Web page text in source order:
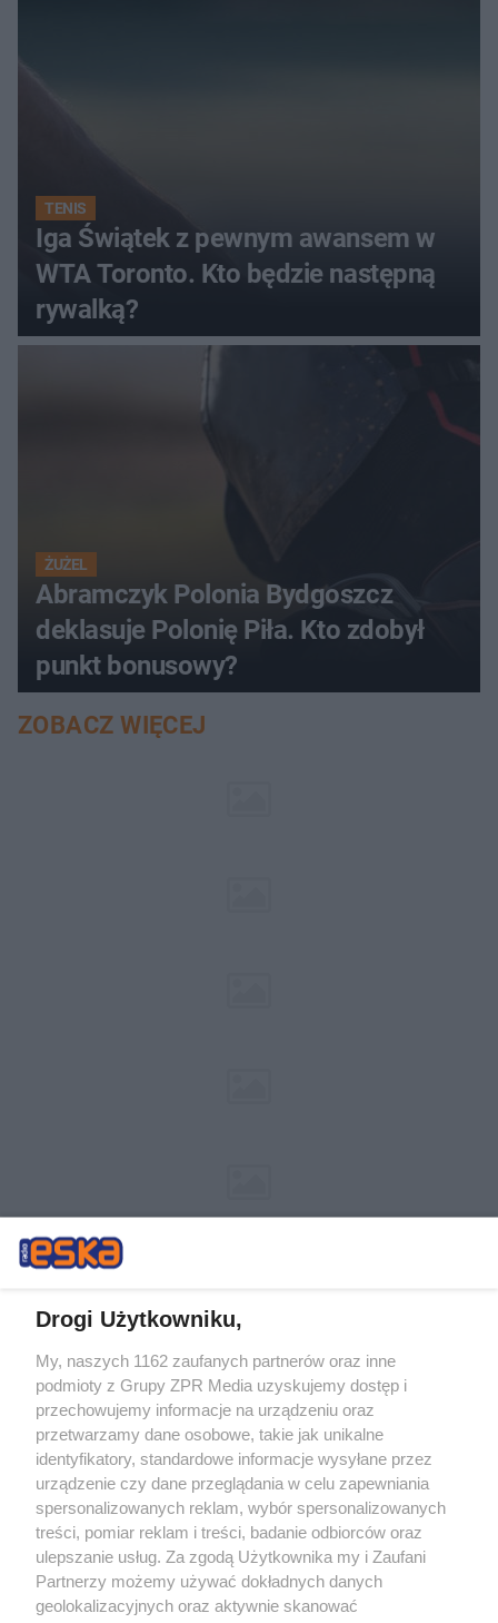
TENIS
Iga Świątek z pewnym awansem w
WTA Toronto. Kto będzie następną
rywalką?
ŻUŻEL
Abramczyk Polonia Bydgoszcz
deklasuje Polonię Piła. Kto zdobył
punkt bonusowy?
ZOBACZ WIĘCEJ
Żaden utwór zamieszczony w serwisie nie może być powielany i
rozpowszechniany lub dalej rozpowszechniany w jakikolwiek sposób (w
tym także elektroniczny lub mechaniczny) na jakimkolwiek polu
eksploatacji w jakiejkolwiek formie, włącznie z umieszczaniem w
Internecie bez pisemnej zgody właściciela praw. Jakiekolwiek użycie lub
wykorzystanie utworów w całości lub w części z naruszeniem prawa,
tzn. bez właściwej zgody, jest zabronione pod groźbą kary i może być
ścigane prawnie.
Drogi Użytkowniku,
My, naszych 1162 zaufanych partnerów oraz inne
podmioty z Grupy ZPR Media uzyskujemy dostęp i
przechowujemy informacje na urządzeniu oraz
przetwarzamy dane osobowe, takie jak unikalne
identyfikatory, standardowe informacje wysyłane przez
urządzenie czy dane przeglądania w celu zapewniania
spersonalizowanych reklam, wybór spersonalizowanych
treści, pomiar reklam i treści, badanie odbiorców oraz
ulepszanie usług. Za zgodą Użytkownika my i Zaufani
Partnerzy możemy używać dokładnych danych
geolokalizacyjnych oraz aktywnie skanować